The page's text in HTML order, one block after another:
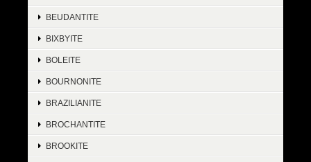
BEUDANTITE
BIXBYITE
BOLEITE
BOURNONITE
BRAZILIANITE
BROCHANTITE
BROOKITE